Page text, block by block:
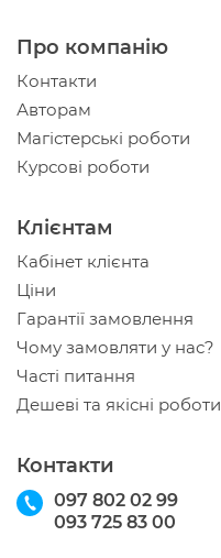
Про компанію
Контакти
Авторам
Магістерські роботи
Курсові роботи
Клієнтам
Кабінет клієнта
Ціни
Гарантії замовлення
Чому замовляти у нас?
Часті питання
Дешеві та якісні роботи
Контакти
097 802 02 99
093 725 83 00